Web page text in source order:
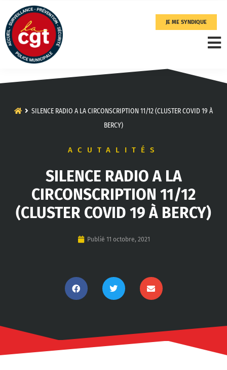
JE ME SYNDIQUE
SILENCE RADIO A LA CIRCONSCRIPTION 11/12 (CLUSTER COVID 19 À
BERCY)
ACUTALITÉS
SILENCE RADIO A LA
CIRCONSCRIPTION 11/12
(CLUSTER COVID 19 À BERCY)
Publié 11 octobre, 2021